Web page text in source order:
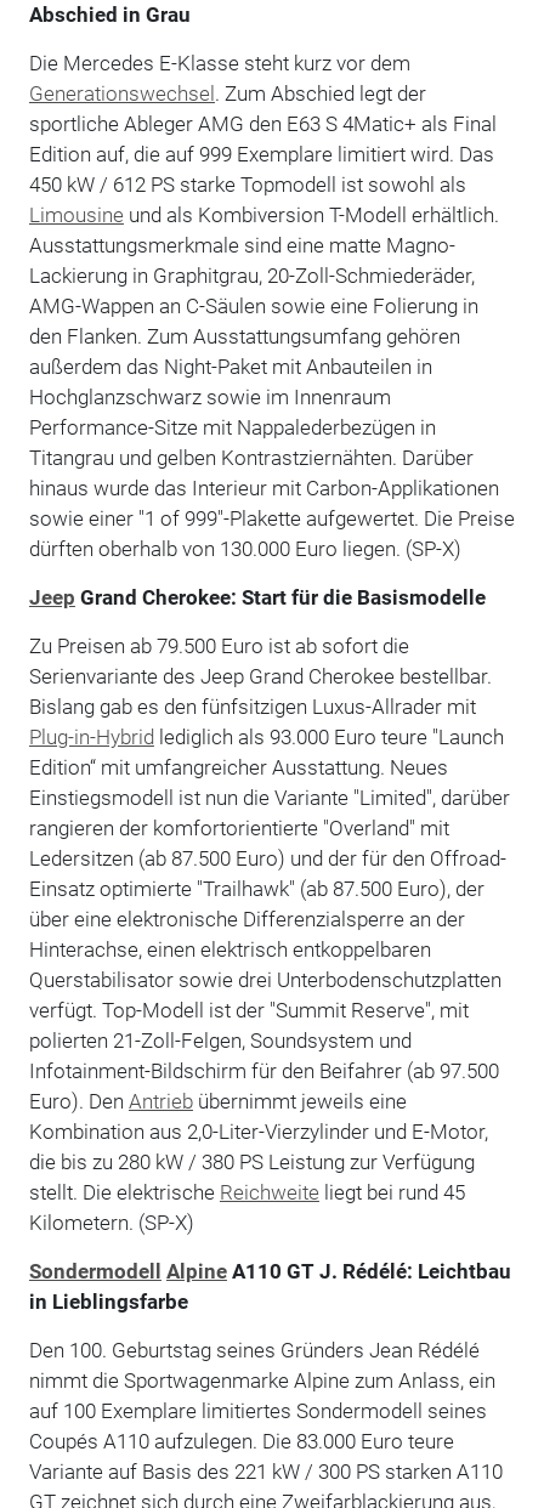
Abschied in Grau
Die Mercedes E-Klasse steht kurz vor dem
Generationswechsel. Zum Abschied legt der
sportliche Ableger AMG den E63 S 4Matic+ als Final
Edition auf, die auf 999 Exemplare limitiert wird. Das
450 kW / 612 PS starke Topmodell ist sowohl als
Limousine und als Kombiversion T-Modell erhältlich.
Ausstattungsmerkmale sind eine matte Magno-
Lackierung in Graphitgrau, 20-Zoll-Schmiederäder,
AMG-Wappen an C-Säulen sowie eine Folierung in
den Flanken. Zum Ausstattungsumfang gehören
außerdem das Night-Paket mit Anbauteilen in
Hochglanzschwarz sowie im Innenraum
Performance-Sitze mit Nappalederbezügen in
Titangrau und gelben Kontrastziernähten. Darüber
hinaus wurde das Interieur mit Carbon-Applikationen
sowie einer "1 of 999"-Plakette aufgewertet. Die Preise
dürften oberhalb von 130.000 Euro liegen. (SP-X)
Jeep Grand Cherokee: Start für die Basismodelle
Zu Preisen ab 79.500 Euro ist ab sofort die
Serienvariante des Jeep Grand Cherokee bestellbar.
Bislang gab es den fünfsitzigen Luxus-Allrader mit
Plug-in-Hybrid lediglich als 93.000 Euro teure "Launch
Edition“ mit umfangreicher Ausstattung. Neues
Einstiegsmodell ist nun die Variante "Limited", darüber
rangieren der komfortorientierte "Overland" mit
Ledersitzen (ab 87.500 Euro) und der für den Offroad-
Einsatz optimierte "Trailhawk" (ab 87.500 Euro), der
über eine elektronische Differenzialsperre an der
Hinterachse, einen elektrisch entkoppelbaren
Querstabilisator sowie drei Unterbodenschutzplatten
verfügt. Top-Modell ist der "Summit Reserve", mit
polierten 21-Zoll-Felgen, Soundsystem und
Infotainment-Bildschirm für den Beifahrer (ab 97.500
Euro). Den Antriebübernimmt jeweils eine
Kombination aus 2,0-Liter-Vierzylinder und E-Motor,
die bis zu 280 kW / 380 PS Leistung zur Verfügung
stellt. Die elektrische Reichweite liegt bei rund 45
Kilometern. (SP-X)
Sondermodell AlpineA110 GT J. Rédélé: Leichtbau
in Lieblingsfarbe
Den 100. Geburtstag seines Gründers Jean Rédélé
nimmt die Sportwagenmarke Alpine zum Anlass, ein
auf 100 Exemplare limitiertes Sondermodell seines
Coupés A110 aufzulegen. Die 83.000 Euro teure
Variante auf Basis des 221 kW / 300 PS starken A110
GT zeichnet sich durch eine Zweifarblackierung aus,